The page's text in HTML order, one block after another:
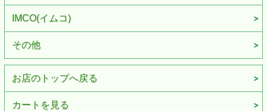
IMCO(イムコ)
その他
お店のトップへ戻る
カートを見る